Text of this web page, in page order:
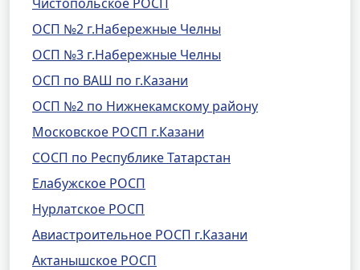
ОСП №2 г.Набережные Челны
ОСП №3 г.Набережные Челны
ОСП по ВАШ по г.Казани
ОСП №2 по Нижнекамскому району
Московское РОСП г.Казани
СОСП по Республике Татарстан
Елабужское РОСП
Нурлатское РОСП
Авиастроительное РОСП г.Казани
Актанышское РОСП